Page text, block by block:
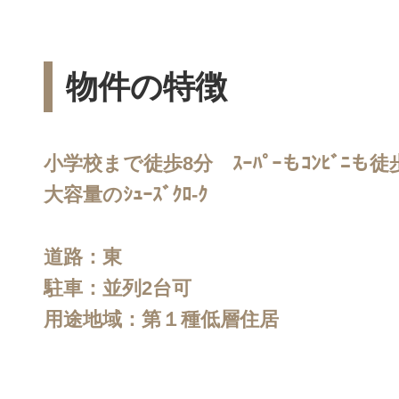
物件の特徴
小学校まで徒歩8分 ｽｰﾊﾟｰもｺﾝﾋﾞﾆも徒
大容量のｼｭｰｽﾞｸﾛ-ｸ
道路：東
駐車：並列2台可
用途地域：第１種低層住居